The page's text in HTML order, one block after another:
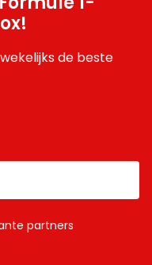
de beste
partners